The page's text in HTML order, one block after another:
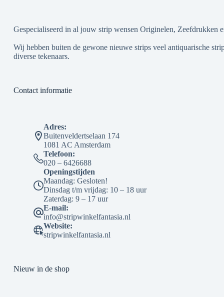
Gespecialiseerd in al jouw strip wensen Originelen, Zeefdrukken
Wij hebben buiten de gewone nieuwe strips veel antiquarische
diverse tekenaars.
Contact informatie
Adres:
Buitenveldertselaan 174
1081 AC Amsterdam
Telefoon:
020 – 6426688
Openingstijden
Maandag: Gesloten!
Dinsdag t/m vrijdag: 10 – 18 uur
Zaterdag: 9 – 17 uur
E-mail:
info@stripwinkelfantasia.nl
Website:
stripwinkelfantasia.nl
Nieuw in de shop